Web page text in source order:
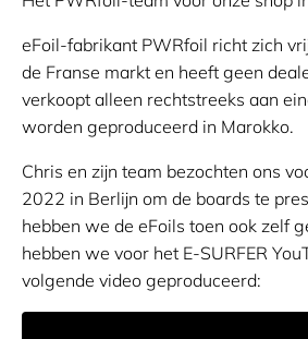
eFoil-fabrikant PWRfoil richt zich
de Franse markt en heeft geen
verkoopt alleen rechtstreeks aan
worden geproduceerd in Marokko.
Chris en zijn team bezochten ons
2022 in Berlijn om de boards te
hebben we de eFoils toen ook zelf
hebben we voor het E-SURFER
volgende video geproduceerd: